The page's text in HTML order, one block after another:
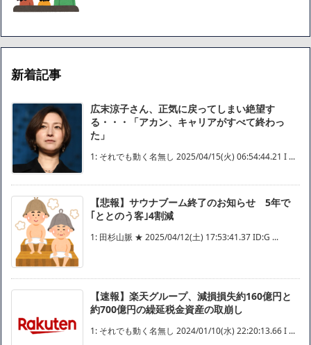
新着記事
広末涼子さん、正気に戻ってしまい絶望す
る・・・「アカン、キャリアがすべて終わっ
た」
1: それでも動く名無し 2025/04/15(火) 06:54:44.21 I ...
【悲報】サウナブーム終了のお知らせ 5年で
｢ととのう客｣4割減
1: 田杉山脈 ★ 2025/04/12(土) 17:53:41.37 ID:G ...
【速報】楽天グループ、減損損失約160億円と
約700億円の繰延税金資産の取崩し
1: それでも動く名無し 2024/01/10(水) 22:20:13.66 I ...